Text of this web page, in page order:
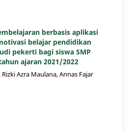
berbasis aplikasi
belajar pendidikan
pekerti bagi siswa SMP
ajaran 2021/2022
Azra Maulana, Annas Fajar